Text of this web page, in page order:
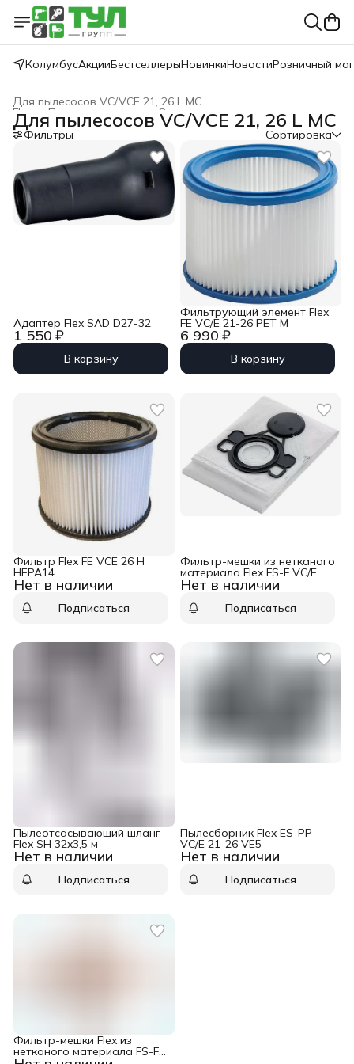
КолумбусАкцииБестселлерыНовинкиНовостиРозничный
Для пылесосов VC/VCE 21, 26 L MC
Оснастка для пылесосов
Принадлежности
Flex
Главная ›
Для пылесосов VC/VCE 21, 26 L MC
Фильтры Сортировка
1 550 ₽
Адаптер Flex SAD D27-32
В корзину
6 990 ₽
Фильтрующий элемент Flex
FE VC/E 21-26 PET M
В корзину
Нет в наличии
Фильтр Flex FE VCE 26 H
HEPA14
Подписаться
Нет в наличии
Фильтр-мешки из нетканого
материала Flex FS-F VC/E
21-26 L VE5
Подписаться
Нет в наличии
Пылеотсасывающий шланг
Flex SH 32x3,5 м
Подписаться
Нет в наличии
Пылесборник Flex ES-PP
VC/E 21-26 VE5
Подписаться
Фильтр-мешки Flex из
нетканого материала FS-F